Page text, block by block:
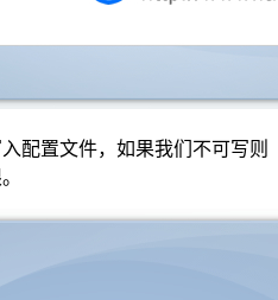
配置文件，如果我们不可写则